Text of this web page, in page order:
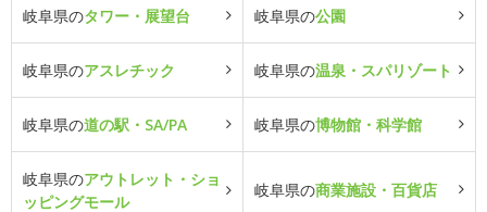
岐阜県のタワー・展望台 岐阜県の公園
岐阜県のアスレチック 岐阜県の温泉・スパリゾート
岐阜県の道の駅・SA/PA 岐阜県の博物館・科学館
岐阜県のアウトレット・ショ
ッピングモール
岐阜県の商業施設・百貨店